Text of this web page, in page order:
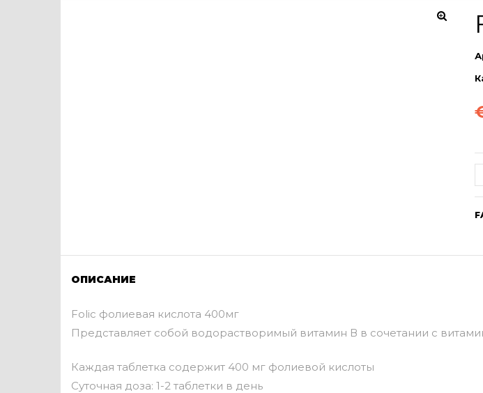
ОПИСАНИЕ
Folic фолиевая кислота 400мг
Представляет собой водорастворимый витамин В в сочетании с
Каждая таблетка содержит 400 мг фолиевой кислоты
Суточная доза: 1-2 таблетки в день